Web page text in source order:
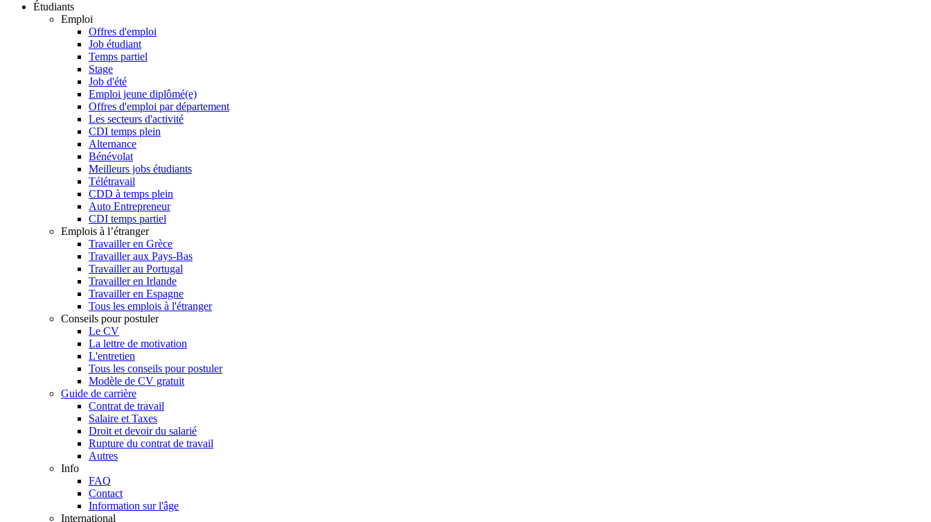
Étudiants
Emploi
Offres d'emploi
Job étudiant
Temps partiel
Stage
Job d'été
Emploi jeune diplômé(e)
Offres d'emploi par département
Les secteurs d'activité
CDI temps plein
Alternance
Bénévolat
Meilleurs jobs étudiants
Télétravail
CDD à temps plein
Auto Entrepreneur
CDI temps partiel
Emplois à l’étranger
Travailler en Grèce
Travailler aux Pays-Bas
Travailler au Portugal
Travailler en Irlande
Travailler en Espagne
Tous les emplois à l'étranger
Conseils pour postuler
Le CV
La lettre de motivation
L'entretien
Tous les conseils pour postuler
Modèle de CV gratuit
Guide de carrière
Contrat de travail
Salaire et Taxes
Droit et devoir du salarié
Rupture du contrat de travail
Autres
Info
FAQ
Contact
Information sur l'âge
International